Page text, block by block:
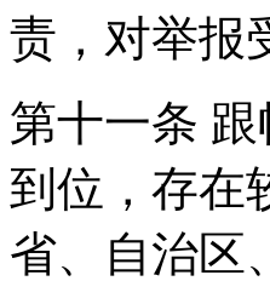
责，对举报
第十一条
到位，存在
省、自治区